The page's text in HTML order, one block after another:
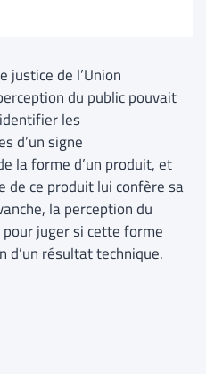
justice de l’Union
du public pouvait
les
d’un signe
la forme d’un produit, et
de ce produit lui confère sa
la perception du
juger si cette forme
d’un résultat technique.